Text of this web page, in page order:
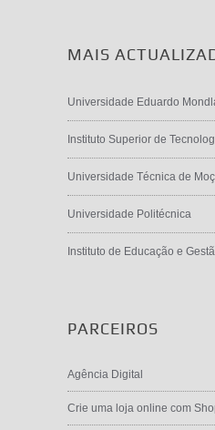
MAIS
Universidade Eduardo
Instituto Superior de
Universidade Técnica de
Universidade Politécnica
Instituto de Educação e
PARCEIROS
Agência Digital
Crie uma loja online com